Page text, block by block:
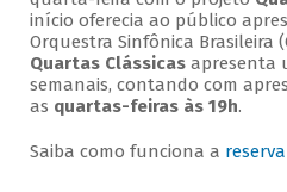
início oferecia ao público
Orquestra Sinfônica Brasileira
Quartas Clássicasapresenta
semanais, contando com
as quartas-feiras às 19h.
Saiba como funciona a